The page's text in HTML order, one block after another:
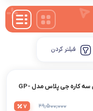
فیلتر کردن
پرینتر لیزری سه کاره جی پلاس مدل GP-
۲۹,۵۰۰,۰۰۰ 7